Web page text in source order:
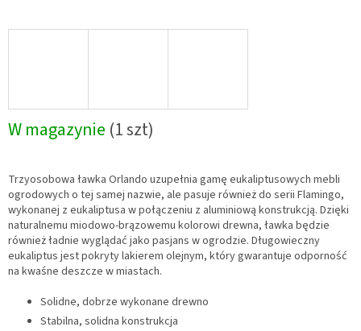
W magazynie (1 szt)
Trzyosobowa ławka Orlando uzupełnia gamę eukaliptusowych mebli
ogrodowych o tej samej nazwie, ale pasuje również do serii Flamingo,
wykonanej z eukaliptusa w połączeniu z aluminiową konstrukcją. Dzięki
naturalnemu miodowo-brązowemu kolorowi drewna, ławka będzie
również ładnie wyglądać jako pasjans w ogrodzie. Długowieczny
eukaliptus jest pokryty lakierem olejnym, który gwarantuje odporność
na kwaśne deszcze w miastach.
Solidne, dobrze wykonane drewno
Stabilna, solidna konstrukcja